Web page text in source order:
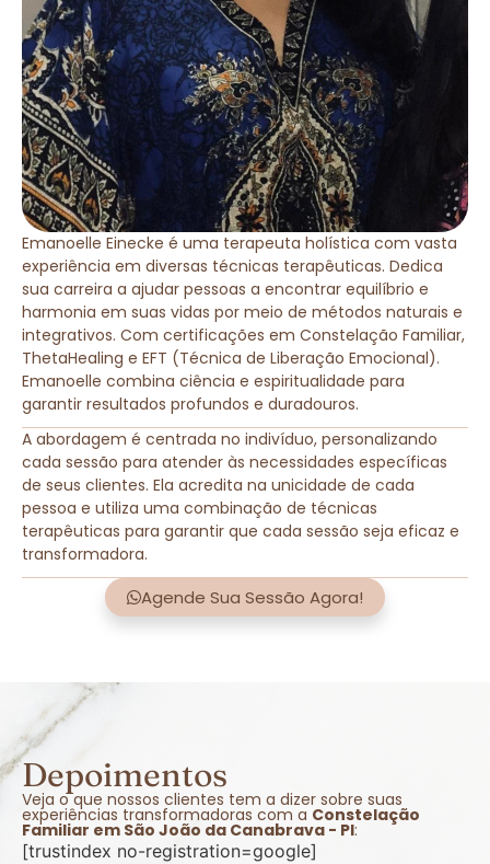
Emanoelle Einecke é uma terapeuta holística com vasta
experiência em diversas técnicas terapêuticas. Dedica
sua carreira a ajudar pessoas a encontrar equilíbrio e
harmonia em suas vidas por meio de métodos naturais e
integrativos. Com certificações em Constelação Familiar,
ThetaHealing e EFT (Técnica de Liberação Emocional).
Emanoelle combina ciência e espiritualidade para
garantir resultados profundos e duradouros.
A abordagem é centrada no indivíduo, personalizando
cada sessão para atender às necessidades específicas
de seus clientes. Ela acredita na unicidade de cada
pessoa e utiliza uma combinação de técnicas
terapêuticas para garantir que cada sessão seja eficaz e
transformadora.
Agende Sua Sessão Agora!
Depoimentos
Veja o que nossos clientes tem a dizer sobre suas
experiências transformadoras com a Constelação
Familiar em São João da Canabrava - PI:
[trustindex no-registration=google]